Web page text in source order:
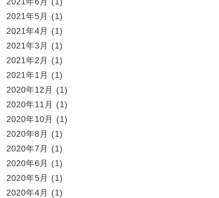
2021年5月
(1)
2021年4月
(1)
2021年3月
(1)
2021年2月
(1)
2021年1月
(1)
2020年12月
(1)
2020年11月
(1)
2020年10月
(1)
2020年8月
(1)
2020年7月
(1)
2020年6月
(1)
2020年5月
(1)
2020年4月
(1)